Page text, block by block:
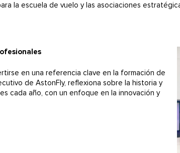
la escuela de vuelo y las asociaciones
en una referencia clave en la formación de
de AstonFly, reflexiona sobre la historia y
cada año, con un enfoque en la innovación y